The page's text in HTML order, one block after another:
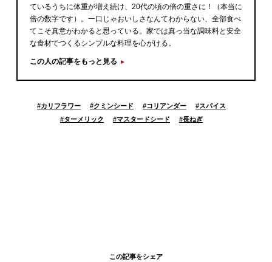
ているうちに体重が増え続け、20代の頃の倍の重さに！（本当に
倍の数字です）。一口じゃおいしさなんてわからない、全部食べ
てこそ真意がわかると思っている。家では真っ当な調味料と安全
な食材でつくるシンプルな料理を心がける。
この人の記事をもっと見る
#カリフラワー #クミンシード #コリアンダー #スパイス
#ターメリック #マスタードシード #長ねぎ
この記事をシェア